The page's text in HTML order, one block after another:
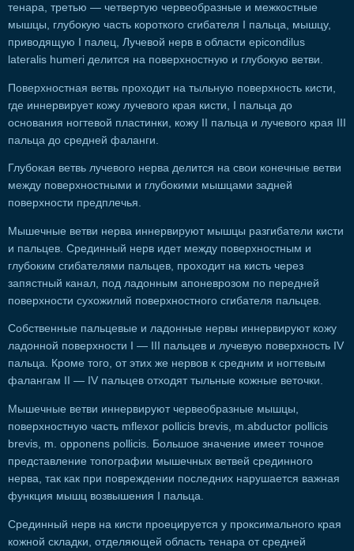
тенара, третью — четвертую червеобразные и межкостные
мышцы, глубокую часть короткого сгибателя I пальца, мышцу,
приводящую I палец, Лучевой нерв в области epicondilus
lateralis humeri делится на поверхностную и глубокую ветви.
Поверхностная ветвь проходит на тыльную поверхность кисти,
где иннервирует кожу лучевого края кисти, I пальца до
основания ногтевой пластинки, кожу II пальца и лучевого края III
пальца до средней фаланги.
Глубокая ветвь лучевого нерва делится на свои конечные ветви
между поверхностными и глубокими мышцами задней
поверхности предплечья.
Мышечные ветви нерва иннервируют мышцы разгибатели кисти
и пальцев. Срединный нерв идет между поверхностным и
глубоким сгибателями пальцев, проходит на кисть через
запястный канал, под ладонным апоневрозом по передней
поверхности сухожилий поверхностного сгибателя пальцев.
Собственные пальцевые и ладонные нервы иннервируют кожу
ладонной поверхности I — III пальцев и лучевую поверхность IV
пальца. Кроме того, от этих же нервов к средним и ногтевым
фалангам II — IV пальцев отходят тыльные кожные веточки.
Мышечные ветви иннервируют червеобразные мышцы,
поверхностную часть mflexor pollicis brevis, m.abductor pollicis
brevis, m. opponens pollicis. Большое значение имеет точное
представление топографии мышечных ветвей срединного
нерва, так как при повреждении последних нарушается важная
функция мышц возвышения I пальца.
Срединный нерв на кисти проецируется у проксимального края
кожной складки, отделяющей область тенара от средней